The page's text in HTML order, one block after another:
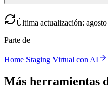
Última actualización: agosto
Parte de
Home Staging Virtual con AI
Más herramientas